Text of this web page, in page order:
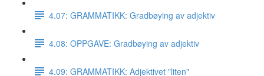
4.07: GRAMMATIKK: Gradbøying av adjektiv
4.08: OPPGAVE: Gradbøying av adjektiv
4.09: GRAMMATIKK: Adjektivet "liten"